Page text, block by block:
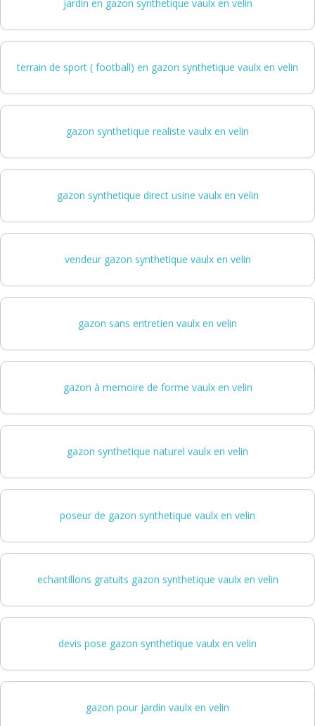
jardin en gazon synthetique vaulx en velin
terrain de sport ( football) en gazon synthetique vaulx en velin
gazon synthetique realiste vaulx en velin
gazon synthetique direct usine vaulx en velin
vendeur gazon synthetique vaulx en velin
gazon sans entretien vaulx en velin
gazon à memoire de forme vaulx en velin
gazon synthetique naturel vaulx en velin
poseur de gazon synthetique vaulx en velin
echantillons gratuits gazon synthetique vaulx en velin
devis pose gazon synthetique vaulx en velin
gazon pour jardin vaulx en velin